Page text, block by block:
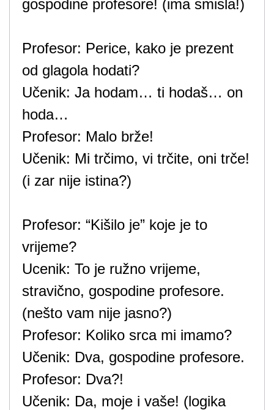
gospodine profesore! (ima smisla!)
Profesor: Perice, kako je prezent
od glagola hodati?
Učenik: Ja hodam… ti hodaš… on
hoda…
Profesor: Malo brže!
Učenik: Mi trčimo, vi trčite, oni trče!
(i zar nije istina?)
Profesor: “Kišilo je” koje je to
vrijeme?
Ucenik: To je ružno vrijeme,
stravično, gospodine profesore.
(nešto vam nije jasno?)
Profesor: Koliko srca mi imamo?
Učenik: Dva, gospodine profesore.
Profesor: Dva?!
Učenik: Da, moje i vaše! (logika